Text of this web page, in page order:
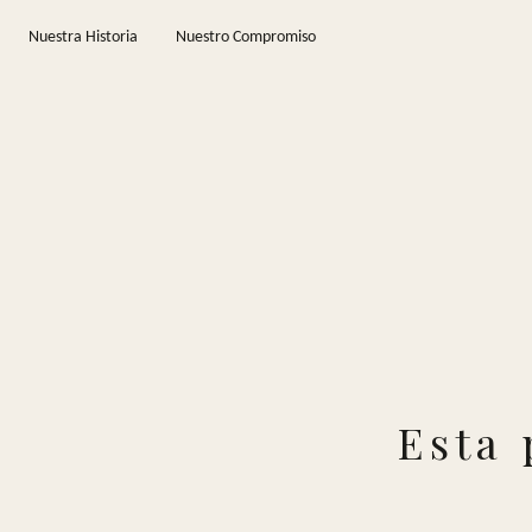
Nuestra Historia Nuestro Compromiso
Esta